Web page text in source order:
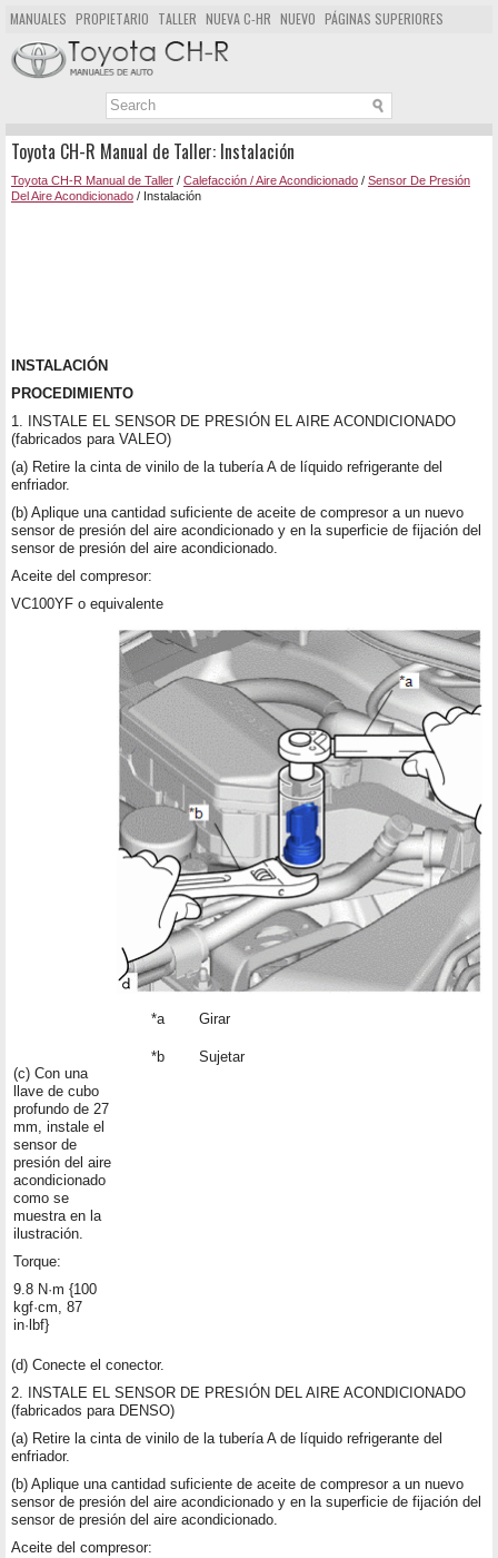
MANUALES PROPIETARIO TALLER NUEVA C-HR NUEVO PÁGINAS SUPERIORES
MAPA DEL SITIO
BUSCAR
Toyota CH-R Manual de Taller: Instalación
Toyota CH-R Manual de Taller / Calefacción / Aire Acondicionado / Sensor De Presión
Del Aire Acondicionado / Instalación
INSTALACIÓN
PROCEDIMIENTO
1. INSTALE EL SENSOR DE PRESIÓN EL AIRE ACONDICIONADO
(fabricados para VALEO)
(a) Retire la cinta de vinilo de la tubería A de líquido refrigerante del
enfriador.
(b) Aplique una cantidad suficiente de aceite de compresor a un nuevo
sensor de presión del aire acondicionado y en la superficie de fijación del
sensor de presión del aire acondicionado.
Aceite del compresor:
VC100YF o equivalente
(c) Con una
llave de cubo
profundo de 27
mm, instale el
sensor de
presión del aire
acondicionado
como se
muestra en la
ilustración.
Torque:
9.8 N·m {100
kgf·cm, 87
in·lbf}
*a Girar
*b Sujetar
(d) Conecte el conector.
2. INSTALE EL SENSOR DE PRESIÓN DEL AIRE ACONDICIONADO
(fabricados para DENSO)
(a) Retire la cinta de vinilo de la tubería A de líquido refrigerante del
enfriador.
(b) Aplique una cantidad suficiente de aceite de compresor a un nuevo
sensor de presión del aire acondicionado y en la superficie de fijación del
sensor de presión del aire acondicionado.
Aceite del compresor: